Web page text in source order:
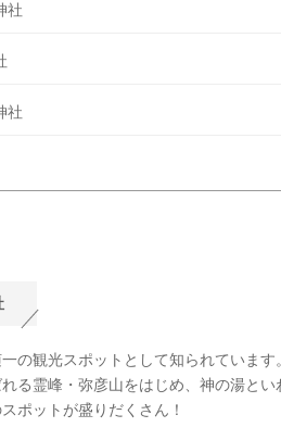
社
社
の観光スポットとして知られています。
る霊峰・弥彦山をはじめ、神の湯とい
ポットが盛りだくさん！